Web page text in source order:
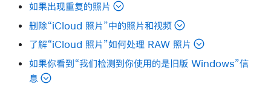
如果出现重复的照片
删除“iCloud 照片”中的照片和视频
了解“iCloud 照片”如何处理 RAW 照片
如果你看到“我们检测到你使用的是旧版 Windows”信
息